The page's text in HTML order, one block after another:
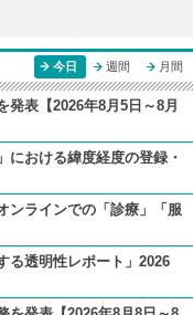
今日 週間 月間
表【2026年8月5日～8月
における緯度経度の登録・
ンラインでの「診療」「服
る透明性レポート」2026